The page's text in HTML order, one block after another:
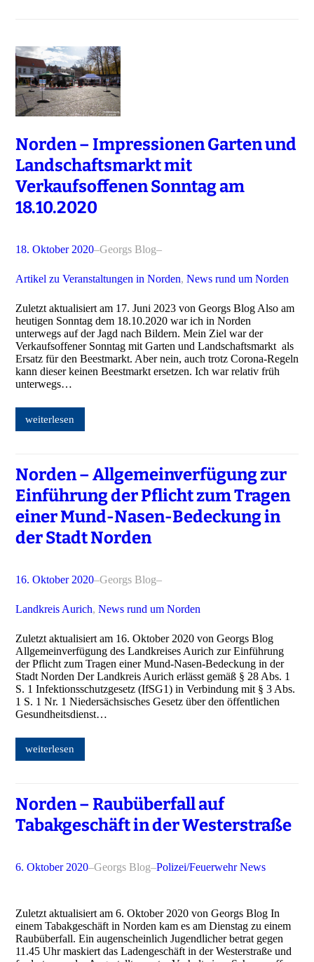
Norden – Impressionen Garten und
Landschaftsmarkt mit
Verkaufsoffenen Sonntag am
18.10.2020
18. Oktober 2020–Georgs Blog–
Artikel zu Veranstaltungen in Norden, News rund um Norden
Zuletzt aktualisiert am 17. Juni 2023 von Georgs Blog Also am
heutigen Sonntag dem 18.10.2020 war ich in Norden
unterwegs auf der Jagd nach Bildern. Mein Ziel war der
Verkaufsoffener Sonntag mit Garten und Landschaftsmarkt als
Ersatz für den Beestmarkt. Aber nein, auch trotz Corona-Regeln
kann dieser keinen Beestmarkt ersetzen. Ich war relativ früh
unterwegs…
weiterlesen
Norden – Allgemeinverfügung zur
Einführung der Pflicht zum Tragen
einer Mund-Nasen-Bedeckung in
der Stadt Norden
16. Oktober 2020–Georgs Blog–
Landkreis Aurich, News rund um Norden
Zuletzt aktualisiert am 16. Oktober 2020 von Georgs Blog
Allgemeinverfügung des Landkreises Aurich zur Einführung
der Pflicht zum Tragen einer Mund-Nasen-Bedeckung in der
Stadt Norden Der Landkreis Aurich erlässt gemäß § 28 Abs. 1
S. 1 Infektionsschutzgesetz (IfSG1) in Verbindung mit § 3 Abs.
1 S. 1 Nr. 1 Niedersächsisches Gesetz über den öffentlichen
Gesundheitsdienst…
weiterlesen
Norden – Raubüberfall auf
Tabakgeschäft in der Westerstraße
6. Oktober 2020–Georgs Blog–Polizei/Feuerwehr News
Zuletzt aktualisiert am 6. Oktober 2020 von Georgs Blog In
einem Tabakgeschäft in Norden kam es am Dienstag zu einem
Raubüberfall. Ein augenscheinlich Jugendlicher betrat gegen
11.45 Uhr maskiert das Ladengeschäft in der Westerstraße und